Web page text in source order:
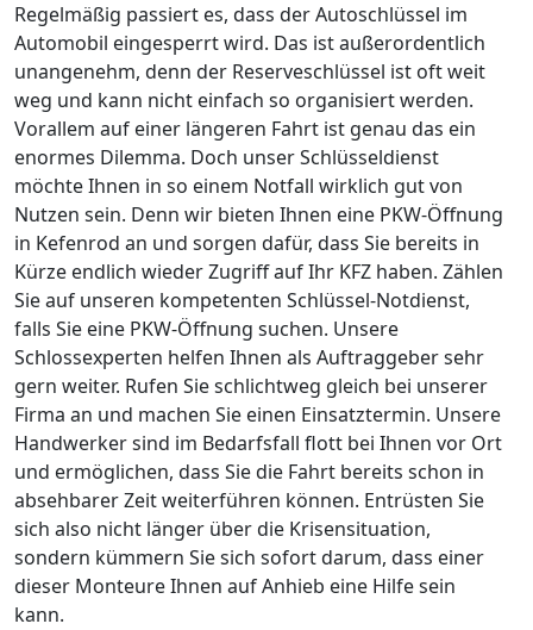
Regelmäßig passiert es, dass der Autoschlüssel im
Automobil eingesperrt wird. Das ist außerordentlich
unangenehm, denn der Reserveschlüssel ist oft weit
weg und kann nicht einfach so organisiert werden.
Vorallem auf einer längeren Fahrt ist genau das ein
enormes Dilemma. Doch unser Schlüsseldienst
möchte Ihnen in so einem Notfall wirklich gut von
Nutzen sein. Denn wir bieten Ihnen eine PKW-Öffnung
in Kefenrod an und sorgen dafür, dass Sie bereits in
Kürze endlich wieder Zugriff auf Ihr KFZ haben. Zählen
Sie auf unseren kompetenten Schlüssel-Notdienst,
falls Sie eine PKW-Öffnung suchen. Unsere
Schlossexperten helfen Ihnen als Auftraggeber sehr
gern weiter. Rufen Sie schlichtweg gleich bei unserer
Firma an und machen Sie einen Einsatztermin. Unsere
Handwerker sind im Bedarfsfall flott bei Ihnen vor Ort
und ermöglichen, dass Sie die Fahrt bereits schon in
absehbarer Zeit weiterführen können. Entrüsten Sie
sich also nicht länger über die Krisensituation,
sondern kümmern Sie sich sofort darum, dass einer
dieser Monteure Ihnen auf Anhieb eine Hilfe sein
kann.